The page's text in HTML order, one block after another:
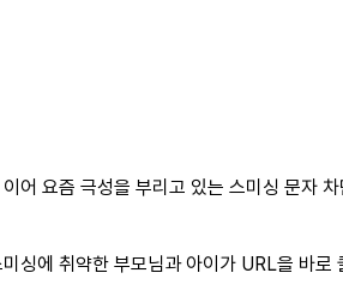
어 요즘 극성을 부리고 있는 스미싱 문자
싱에 취약한 부모님과 아이가 URL을 바로